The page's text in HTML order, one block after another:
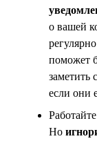
о вашей
поможет
заметить
если они
Но